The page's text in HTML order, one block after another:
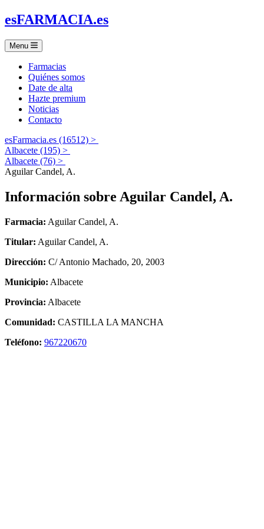
esFARMACIA.es
Menu
Farmacias
Quiénes somos
Date de alta
Hazte premium
Noticias
Contacto
esFarmacia.es (16512) >
Albacete (195) >
Albacete (76) >
Aguilar Candel, A.
Información sobre Aguilar Candel, A.
Farmacia: Aguilar Candel, A.
Titular: Aguilar Candel, A.
Dirección: C/ Antonio Machado, 20, 2003
Municipio: Albacete
Provincia: Albacete
Comunidad: CASTILLA LA MANCHA
Teléfono: 967220670